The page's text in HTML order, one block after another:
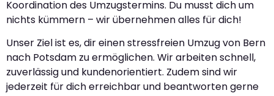
Koordination des Umzugstermins. Du musst dich um
nichts kümmern – wir übernehmen alles für dich!
Unser Ziel ist es, dir einen stressfreien Umzug von Bern
nach Potsdam zu ermöglichen. Wir arbeiten schnell,
zuverlässig und kundenorientiert. Zudem sind wir
jederzeit für dich erreichbar und beantworten gerne